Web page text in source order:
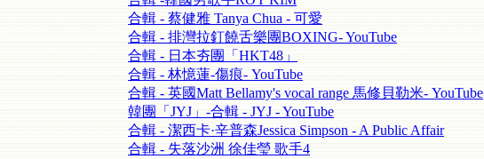
合輯 - 蔡健雅 Tanya Chua - 可愛
合輯 - 排灣拉釘饒舌樂團BOXING- YouTube
合輯 - 日本夯團「HKT48」
合輯 - 林憶蓮-傷痕- YouTube
合輯 - 英國Matt Bellamy's vocal range 馬修貝勒米- YouTube
韓團「JYJ」-合輯 - JYJ - YouTube
合輯 - 潔西卡·辛普森Jessica Simpson - A Public Affair
合輯 - 失落沙洲 徐佳瑩 歌手4